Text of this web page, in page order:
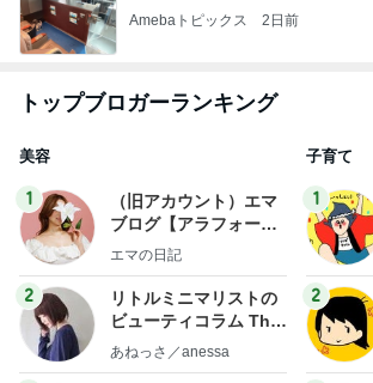
Amebaトピックス 2日前
トップブロガーランキング
美容
1
（旧アカウント）エマ
ブログ【アラフォー会
社売却セカンドライ
エマの日記
2
リトルミニマリストの
ビューティコラム The
little minimalist's bea
あねっさ／anessa
子育て
1
2